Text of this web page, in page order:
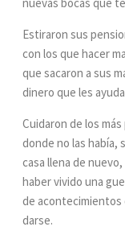
Estiraron sus
con los que hacer
que sacaron a sus
dinero que les
Cuidaron de los
donde no las había,
casa llena de
haber vivido una
de acontecimientos
darse.